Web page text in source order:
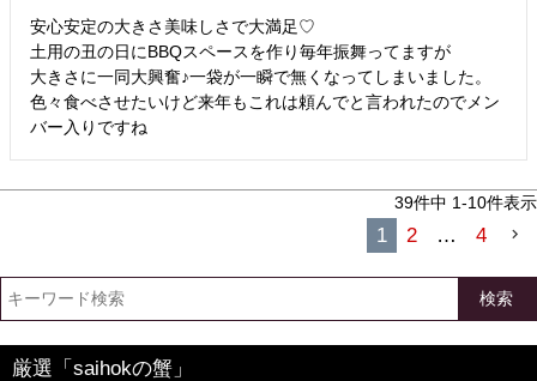
安心安定の大きさ美味しさで大満足♡
土用の丑の日にBBQスペースを作り毎年振舞ってますが
大きさに一同大興奮♪一袋が一瞬で無くなってしまいました。
色々食べさせたいけど来年もこれは頼んでと言われたのでメン
バー入りですね
39件中 1-10件表示
1 2 … 4
検索
厳選「saihokの蟹」